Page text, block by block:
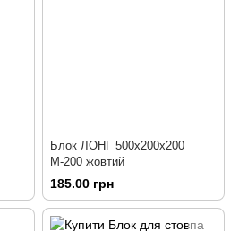
Блок ЛОНГ 500х200х200
М-200 жовтий
185.00 грн